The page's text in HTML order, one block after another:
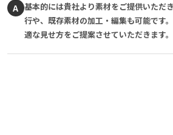
A 基本的には貴社より素材をご提供いただ
行や、既存素材の加工・編集も可能です
適な見せ方をご提案させていただきます。